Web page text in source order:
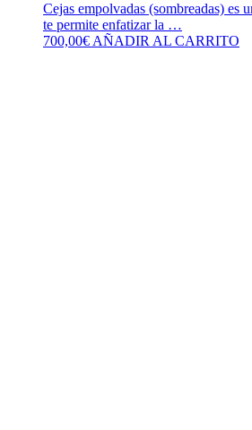
Cejas empolvadas (sombreadas) es
te permite enfatizar la …
700,00€ AÑADIR AL CARRITO